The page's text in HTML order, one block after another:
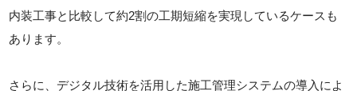
内装工事と比較して約2割の工期短縮を実現しているケースも
あります。
さらに、デジタル技術を活用した施工管理システムの導入によ